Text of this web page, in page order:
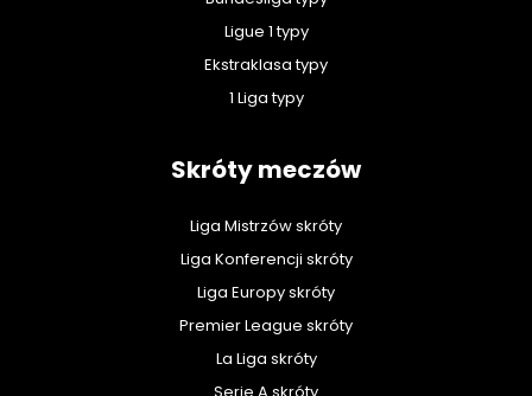
Ligue 1 typy
Ekstraklasa typy
1 Liga typy
Skróty meczów
Liga Mistrzów skróty
Liga Konferencji skróty
Liga Europy skróty
Premier League skróty
La Liga skróty